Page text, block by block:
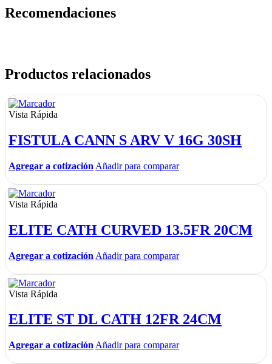
Recomendaciones
Productos relacionados
Vista Rápida
FISTULA CANN S ARV V 16G 30SH
Agregar a cotización Añadir para comparar
Vista Rápida
ELITE CATH CURVED 13.5FR 20CM
Agregar a cotización Añadir para comparar
Vista Rápida
ELITE ST DL CATH 12FR 24CM
Agregar a cotización Añadir para comparar